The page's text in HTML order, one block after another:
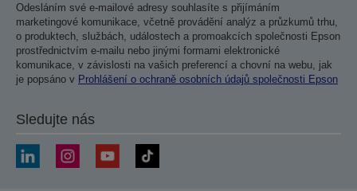
Odesláním své e-mailové adresy souhlasíte s přijímáním
marketingové komunikace, včetně provádění analýz a průzkumů trhu,
o produktech, službách, událostech a promoakcích společnosti Epson
prostřednictvím e-mailu nebo jinými formami elektronické
komunikace, v závislosti na vašich preferencí a chovní na webu, jak
je popsáno v Prohlášení o ochraně osobních údajů společnosti Epson
Sledujte nás